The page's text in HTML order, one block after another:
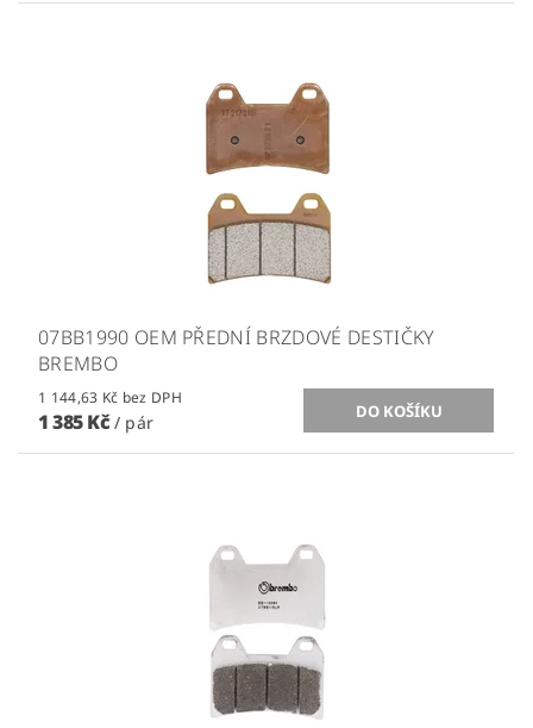
07BB1990 OEM PŘEDNÍ BRZDOVÉ DESTIČKY
BREMBO
1 144,63 Kč bez DPH
1 385 Kč / pár